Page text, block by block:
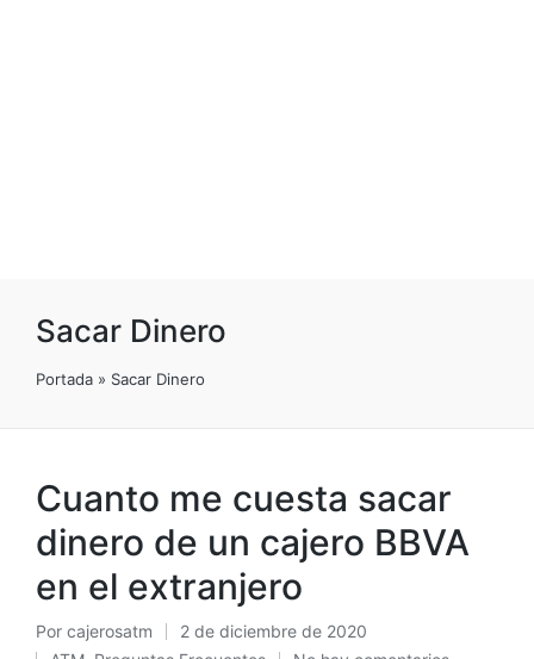
Sacar Dinero
Portada » Sacar Dinero
Cuanto me cuesta sacar
dinero de un cajero BBVA
en el extranjero
Publicado
Por cajerosatm
2 de diciembre de 2020